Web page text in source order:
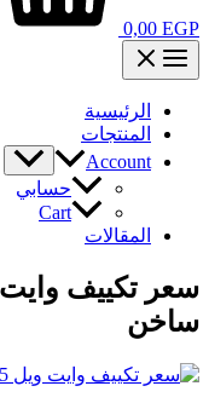
0,00 EGP
الرئيسية
المنتجات
Account
حسابي
Cart
المقالات
ساخن